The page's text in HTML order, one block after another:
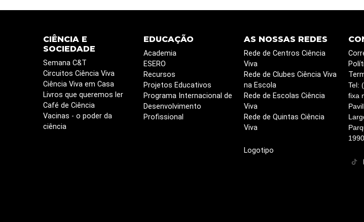
CIÊNCIA E
SOCIEDADE
Semana C&T
Circuitos Ciência Viva
Ciência Viva em Casa
Livros que queremos ler
Café de Ciência
Vacinas - o poder da
ciência
EDUCAÇÃO
Academia
ESERO
Recursos
Projetos Educativos
Programa Internacional de
Desenvolvimento
Profissional
AS NOSSAS REDES
Rede de Centros Ciência
Viva
Rede de Clubes Ciência Viva
na Escola
Rede de Escolas Ciência
Viva
Rede de Quintas Ciência
Viva
Logotipo
Tel:
fixa